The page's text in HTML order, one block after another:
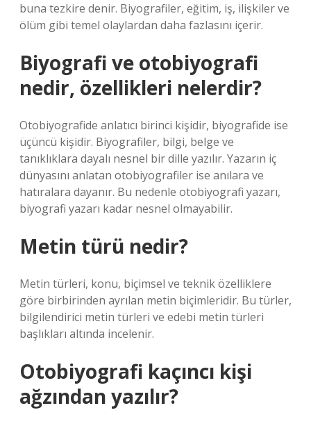
buna tezkire denir. Biyografiler, eğitim, iş, ilişkiler ve
ölüm gibi temel olaylardan daha fazlasını içerir.
Biyografi ve otobiyografi
nedir, özellikleri nelerdir?
Otobiyografide anlatıcı birinci kişidir, biyografide ise
üçüncü kişidir. Biyografiler, bilgi, belge ve
tanıklıklara dayalı nesnel bir dille yazılır. Yazarın iç
dünyasını anlatan otobiyografiler ise anılara ve
hatıralara dayanır. Bu nedenle otobiyografi yazarı,
biyografi yazarı kadar nesnel olmayabilir.
Metin türü nedir?
Metin türleri, konu, biçimsel ve teknik özelliklere
göre birbirinden ayrılan metin biçimleridir. Bu türler,
bilgilendirici metin türleri ve edebi metin türleri
başlıkları altında incelenir.
Otobiyografi kaçıncı kişi
ağzından yazılır?